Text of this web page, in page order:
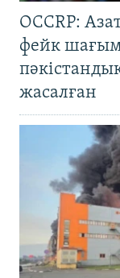
OCCRP:
фейк
жасалған